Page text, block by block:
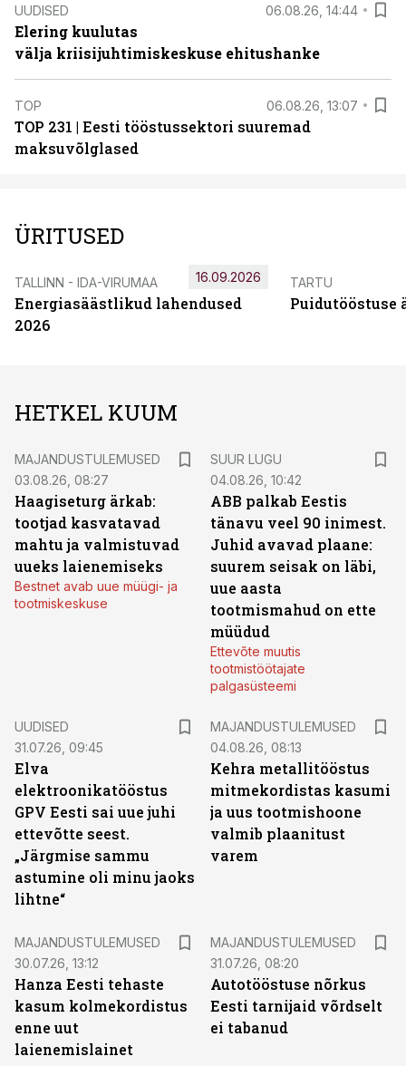
UUDISED 06.08.26, 14:44
Elering kuulutas
välja kriisijuhtimiskeskuse ehitushanke
TOP 06.08.26, 13:07
TOP 231 | Eesti tööstussektori suuremad
maksuvõlglased
ÜRITUSED
TALLINN - IDA-VIRUMAA
Energiasäästlikud lahendused
2026
16.09.2026 TARTU
Puidutööstuse
HETKEL KUUM
MAJANDUSTULEMUSED
03.08.26, 08:27
Haagiseturg ärkab:
tootjad kasvatavad
mahtu ja valmistuvad
uueks laienemiseks
Bestnet avab uue müügi- ja
tootmiskeskuse
SUUR LUGU
04.08.26, 10:42
ABB palkab Eestis
tänavu veel 90 inimest.
Juhid avavad plaane:
suurem seisak on läbi,
uue aasta
tootmismahud on ette
müüdud
Ettevõte muutis
tootmistöötajate
palgasüsteemi
UUDISED
31.07.26, 09:45
Elva
elektroonikatööstus
GPV Eesti sai uue juhi
ettevõtte seest.
„Järgmise sammu
astumine oli minu jaoks
lihtne“
MAJANDUSTULEMUSED
04.08.26, 08:13
Kehra metallitööstus
mitmekordistas kasumi
ja uus tootmishoone
valmib plaanitust
varem
MAJANDUSTULEMUSED
30.07.26, 13:12
Hanza Eesti tehaste
kasum kolmekordistus
enne uut
laienemislainet
MAJANDUSTULEMUSED
31.07.26, 08:20
Autotööstuse nõrkus
Eesti tarnijaid võrdselt
ei tabanud